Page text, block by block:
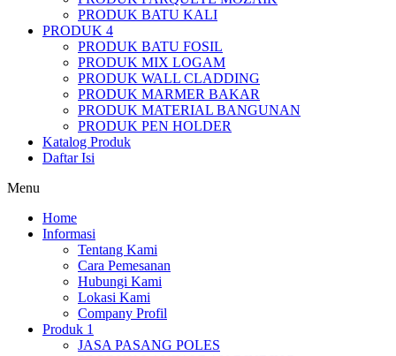
PRODUK BATU KALI
PRODUK 4
PRODUK BATU FOSIL
PRODUK MIX LOGAM
PRODUK WALL CLADDING
PRODUK MARMER BAKAR
PRODUK MATERIAL BANGUNAN
PRODUK PEN HOLDER
Katalog Produk
Daftar Isi
Menu
Home
Informasi
Tentang Kami
Cara Pemesanan
Hubungi Kami
Lokasi Kami
Company Profil
Produk 1
JASA PASANG POLES